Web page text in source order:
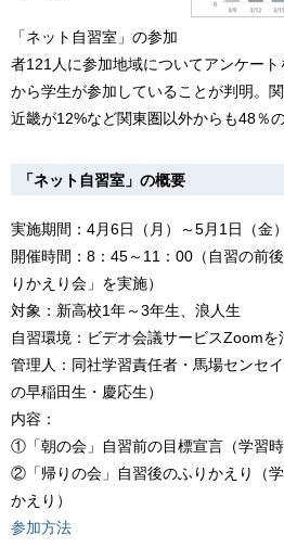
「ネット自習室」の参加
者121人に参加地域についてアンケー
から学生が参加していることが判明。
近畿が12%など関東圏以外からも48％
「ネット自習室」の概要
実施期間：4月6日（月）～5月1日（金
開催時間：8：45～11：00（自習の前
りかえり会」を実施）
対象：新高校1年～3年生、浪人生
自習環境：ビデオ会議サービスZoomを
管理人：同社学習責任者・馬場センセ
の早稲田生・慶応生）
内容：
①「朝の会」自習前の目標宣言（学習時
②「帰りの会」自習後のふりかえり（
かえり）
参加方法